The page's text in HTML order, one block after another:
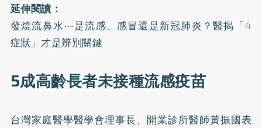
延伸閱讀：
發燒流鼻水⋯是流感、感冒還是新冠肺炎？醫揭「4
症狀」才是辨別關鍵
5成高齡長者未接種流感疫苗
台灣家庭醫學醫學會理事長、開業診所醫師黃振國表